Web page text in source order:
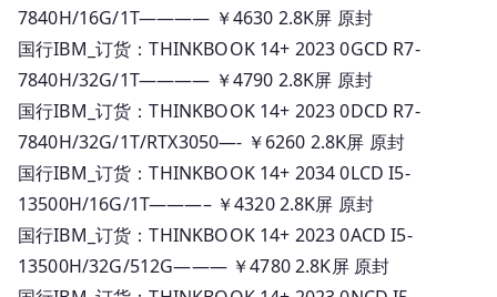
7840H/16G/1T———— ￥4630 2.8K屏 原封
国行IBM_订货：THINKBOOK 14+ 2023 0GCD R7-
7840H/32G/1T———— ￥4790 2.8K屏 原封
国行IBM_订货：THINKBOOK 14+ 2023 0DCD R7-
7840H/32G/1T/RTX3050—- ￥6260 2.8K屏 原封
国行IBM_订货：THINKBOOK 14+ 2034 0LCD I5-
13500H/16G/1T———– ￥4320 2.8K屏 原封
国行IBM_订货：THINKBOOK 14+ 2023 0ACD I5-
13500H/32G/512G——— ￥4780 2.8K屏 原封